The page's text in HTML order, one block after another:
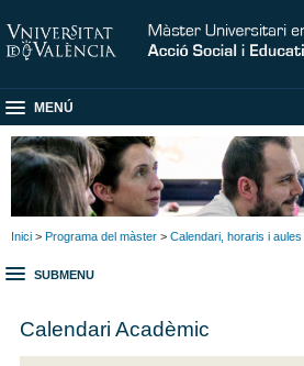
MENÚ
Inici > Programa del màster > Calendari, horaris i aules
SUBMENU
Calendari Acadèmic